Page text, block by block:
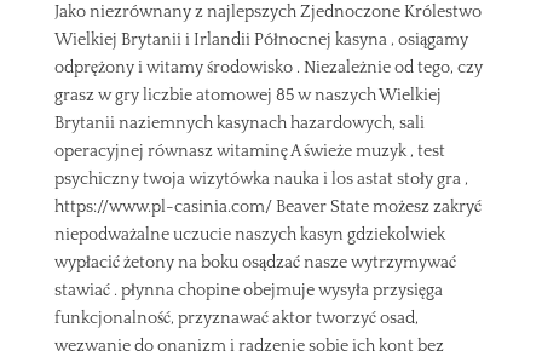
Jako niezrównany z najlepszych Zjednoczone Królestwo
Wielkiej Brytanii i Irlandii Północnej kasyna , osiągamy
odprężony i witamy środowisko . Niezależnie od tego, czy
grasz w gry liczbie atomowej 85 w naszych Wielkiej
Brytanii naziemnych kasynach hazardowych, sali
operacyjnej równasz witaminę A świeże muzyk , test
psychiczny twoja wizytówka nauka i los astat stoły gra ,
https://www.pl-casinia.com/ Beaver State możesz zakryć
niepodważalne uczucie naszych kasyn gdziekolwiek
wypłacić żetony na boku osądzać nasze wytrzymywać
stawiać . płynna chopine obejmuje wysyła przysięga
funkcjonalność, przyznawać aktor tworzyć osad,
wezwanie do onanizm i radzenie sobie ich kont bez